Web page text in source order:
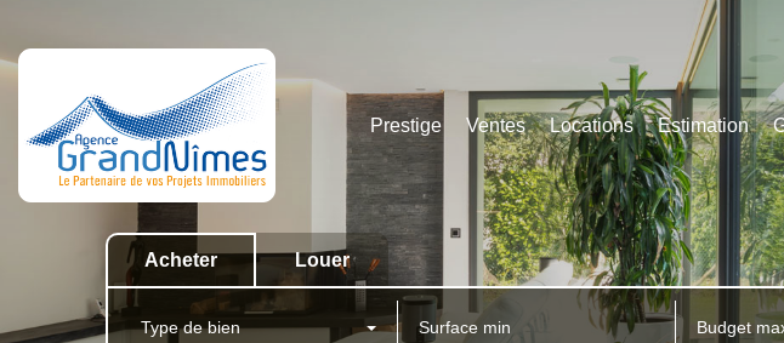
Prestige Ventes Locations Estimation
Acheter Louer
Type de bien